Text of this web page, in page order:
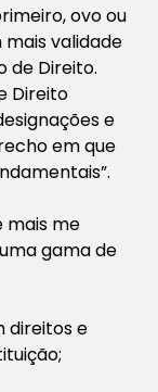
ovo ou
mais validade
de Direito.
Direito
e
em que
mais me
gama de
direitos e